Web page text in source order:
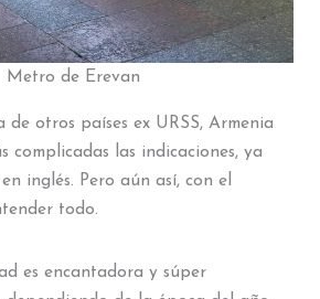
Metro de Erevan
otros países ex URSS, Armenia
complicadas las indicaciones, ya
inglés. Pero aún así, con el
todo.
es encantadora y súper